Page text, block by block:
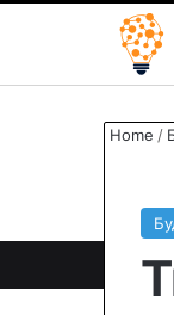
Home /